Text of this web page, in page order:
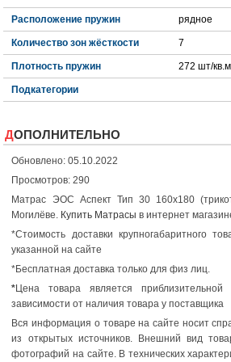
Расположение пружин рядное
Количество зон жёсткости 7
Плотность пружин 272 шт/
Подкатегории
ДОПОЛНИТЕЛЬНО
Обновлено: 05.10.2022
Просмотров: 290
Матрас ЭОС Аспект Тип 30 160x180
Могилёве. Купить Матрасы в интернет
*Стоимость доставки крупногабаритного
указанной на сайте
*Бесплатная доставка только для физ лиц.
*Цена товара является
зависимости от наличия товара у поставщика
Вся информация о товаре на сайте носит
из открытых источников. Внешний вид
фотографий на сайте. В технических